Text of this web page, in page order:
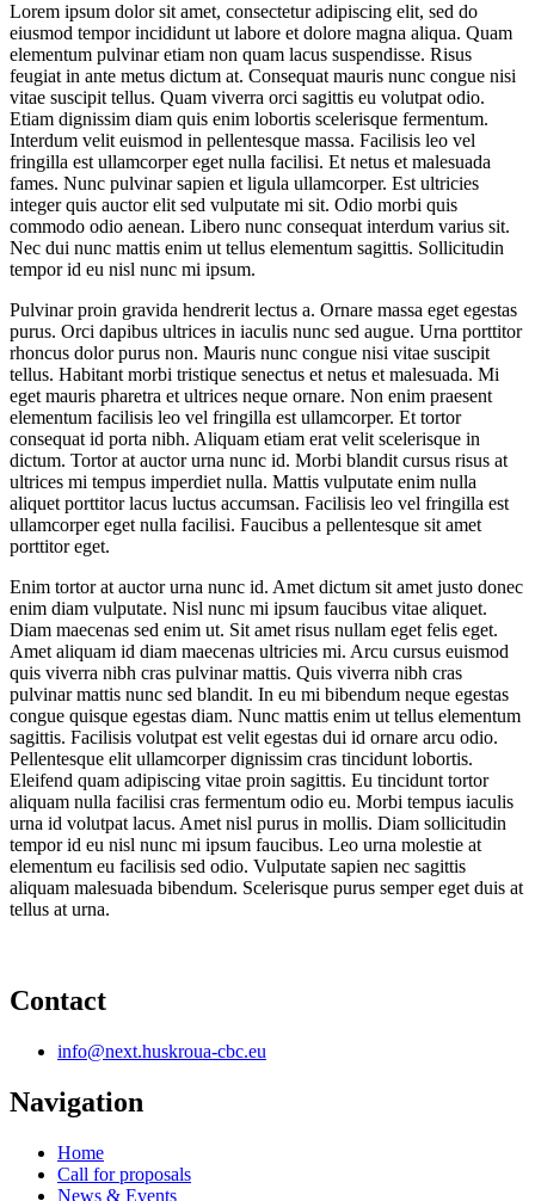
Lorem ipsum dolor sit amet, consectetur adipiscing elit, sed do
eiusmod tempor incididunt ut labore et dolore magna aliqua. Quam
elementum pulvinar etiam non quam lacus suspendisse. Risus
feugiat in ante metus dictum at. Consequat mauris nunc congue nisi
vitae suscipit tellus. Quam viverra orci sagittis eu volutpat odio.
Etiam dignissim diam quis enim lobortis scelerisque fermentum.
Interdum velit euismod in pellentesque massa. Facilisis leo vel
fringilla est ullamcorper eget nulla facilisi. Et netus et malesuada
fames. Nunc pulvinar sapien et ligula ullamcorper. Est ultricies
integer quis auctor elit sed vulputate mi sit. Odio morbi quis
commodo odio aenean. Libero nunc consequat interdum varius sit.
Nec dui nunc mattis enim ut tellus elementum sagittis. Sollicitudin
tempor id eu nisl nunc mi ipsum.
Pulvinar proin gravida hendrerit lectus a. Ornare massa eget egestas
purus. Orci dapibus ultrices in iaculis nunc sed augue. Urna porttitor
rhoncus dolor purus non. Mauris nunc congue nisi vitae suscipit
tellus. Habitant morbi tristique senectus et netus et malesuada. Mi
eget mauris pharetra et ultrices neque ornare. Non enim praesent
elementum facilisis leo vel fringilla est ullamcorper. Et tortor
consequat id porta nibh. Aliquam etiam erat velit scelerisque in
dictum. Tortor at auctor urna nunc id. Morbi blandit cursus risus at
ultrices mi tempus imperdiet nulla. Mattis vulputate enim nulla
aliquet porttitor lacus luctus accumsan. Facilisis leo vel fringilla est
ullamcorper eget nulla facilisi. Faucibus a pellentesque sit amet
porttitor eget.
Enim tortor at auctor urna nunc id. Amet dictum sit amet justo donec
enim diam vulputate. Nisl nunc mi ipsum faucibus vitae aliquet.
Diam maecenas sed enim ut. Sit amet risus nullam eget felis eget.
Amet aliquam id diam maecenas ultricies mi. Arcu cursus euismod
quis viverra nibh cras pulvinar mattis. Quis viverra nibh cras
pulvinar mattis nunc sed blandit. In eu mi bibendum neque egestas
congue quisque egestas diam. Nunc mattis enim ut tellus elementum
sagittis. Facilisis volutpat est velit egestas dui id ornare arcu odio.
Pellentesque elit ullamcorper dignissim cras tincidunt lobortis.
Eleifend quam adipiscing vitae proin sagittis. Eu tincidunt tortor
aliquam nulla facilisi cras fermentum odio eu. Morbi tempus iaculis
urna id volutpat lacus. Amet nisl purus in mollis. Diam sollicitudin
tempor id eu nisl nunc mi ipsum faucibus. Leo urna molestie at
elementum eu facilisis sed odio. Vulputate sapien nec sagittis
aliquam malesuada bibendum. Scelerisque purus semper eget duis at
tellus at urna.
Contact
info@next.huskroua-cbc.eu
Navigation
Home
Call for proposals
News & Events